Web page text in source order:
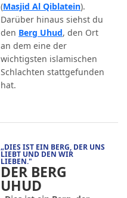
(Masjid Al Qiblatein).
Darüber hinaus siehst du
den Berg Uhud, den Ort
an dem eine der
wichtigsten islamischen
Schlachten stattgefunden
hat.
„DIES IST EIN BERG, DER UNS
LIEBT UND DEN WIR
LIEBEN."
DER BERG
UHUD